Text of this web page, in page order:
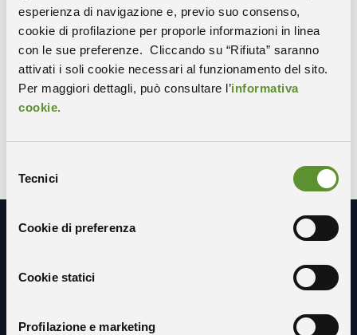
esperienza di navigazione e, previo suo consenso,
cookie di profilazione per proporle informazioni in linea
con le sue preferenze. Cliccando su “Rifiuta” saranno
attivati i soli cookie necessari al funzionamento del sito.
Per maggiori dettagli, può consultare l’informativa
cookie.
del
consenso
Tecnici
Cookie di preferenza
Cookie statici
Profilazione e marketing
Condividi
COPIA IL LINK WHATSAPP
X-TWITTER
Resta in contatto con noi